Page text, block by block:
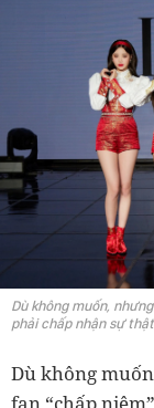
Dù không muốn,
phải chấp nhận sự thật
Dù không